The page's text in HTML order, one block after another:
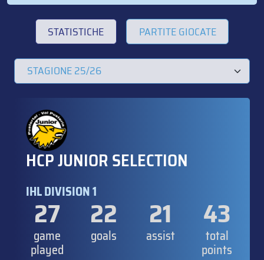
STATISTICHE PARTITE GIOCATE
HCP JUNIOR SELECTION
IHL DIVISION 1
27
game
played
22
goals
21
assist
43
total
points